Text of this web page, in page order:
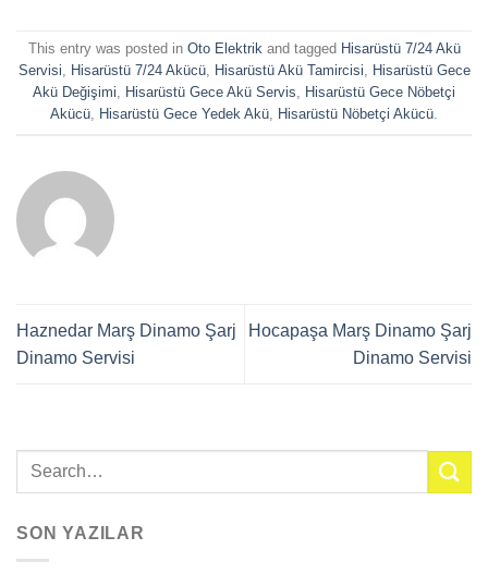
This entry was posted in Oto Elektrikand tagged Hisarüstü 7/24 Akü
Servisi, Hisarüstü 7/24 Akücü, Hisarüstü Akü Tamircisi, Hisarüstü Gece
Akü Değişimi, Hisarüstü Gece Akü Servis, Hisarüstü Gece Nöbetçi
Akücü, Hisarüstü Gece Yedek Akü, Hisarüstü Nöbetçi Akücü.
Haznedar Marş Dinamo Şarj
Dinamo Servisi
Hocapaşa Marş Dinamo Şarj
Dinamo Servisi
SON YAZILAR